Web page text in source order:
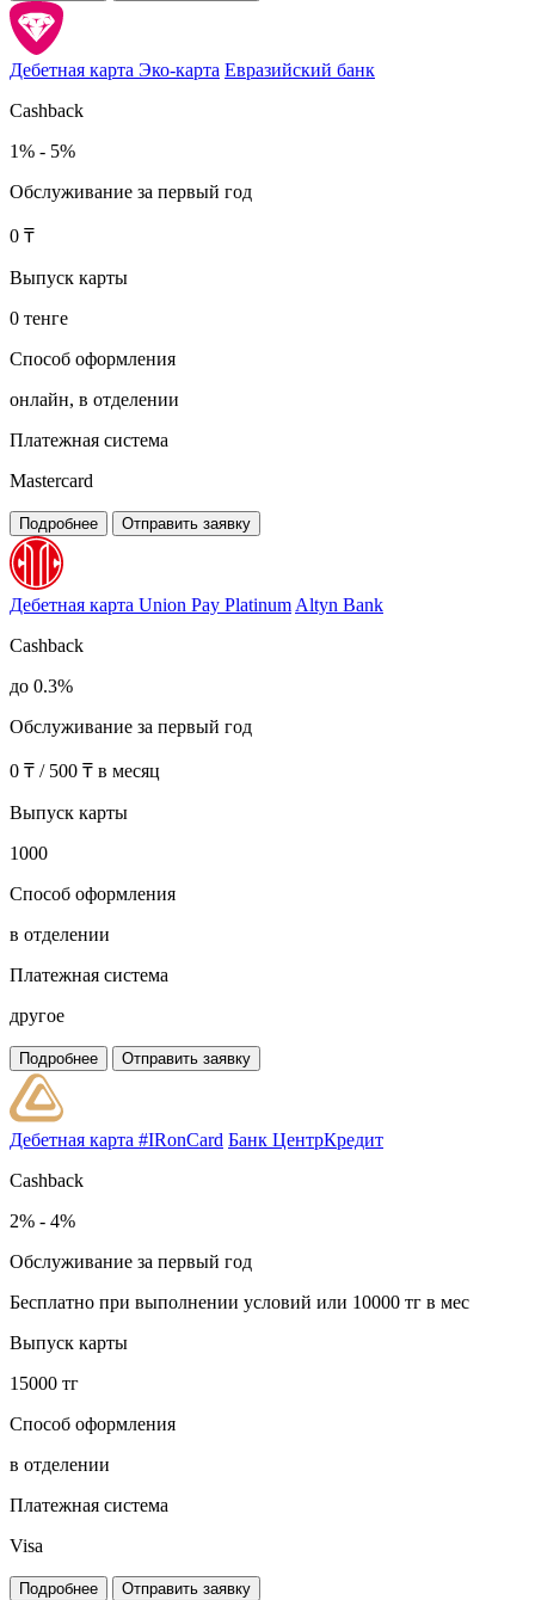
Дебетная карта Эко-карта Евразийский банк
Cashback
1% - 5%
Обслуживание за первый год
0 ₸
Выпуск карты
0 тенге
Способ оформления
онлайн, в отделении
Платежная система
Mastercard
Подробнее Отправить заявку
Дебетная карта Union Pay PlatinumAltyn Bank
Cashback
до 0.3%
Обслуживание за первый год
0 ₸ / 500 ₸ в месяц
Выпуск карты
1000
Способ оформления
в отделении
Платежная система
другое
Подробнее Отправить заявку
Дебетная карта #IRonCard Банк ЦентрКредит
Cashback
2% - 4%
Обслуживание за первый год
Бесплатно при выполнении условий или 10000 тг в мес
Выпуск карты
15000 тг
Способ оформления
в отделении
Платежная система
Visa
Подробнее Отправить заявку